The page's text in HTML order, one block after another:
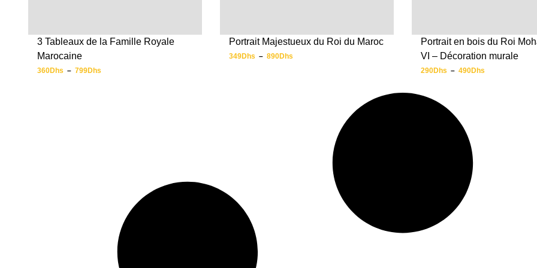
3 Tableaux de la Famille Royale
Marocaine
360Dhs – 799Dhs
Portrait Majestueux du Roi du Maroc
349Dhs – 890Dhs
Portrait en bois du Roi
VI – Décoration murale
290Dhs – 490Dhs